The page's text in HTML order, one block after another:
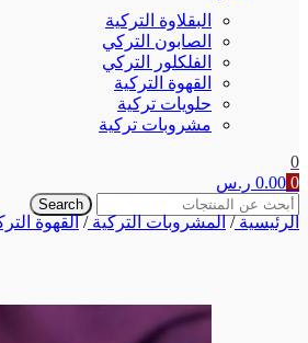
البقلاوة التركية
الصابون التركي
الفلكلور التركي
القهوة التركية
حلويات تركية
مشروبات تركية
0
0
0.00 ر.س
Search
الرئيسية/ المشروبات التركية/ القهوة